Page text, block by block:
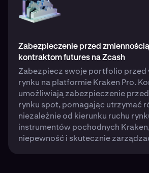
Zabezpieczenie przed
kontraktom futures na Zcash
Zabezpiecz swoje portfolio przed
rynku na platformie Kraken Pro.
umożliwiają zabezpieczenie
rynku spot, pomagając utrzymać
niezależnie od kierunku ruchu
instrumentów pochodnych
niepewność i skutecznie